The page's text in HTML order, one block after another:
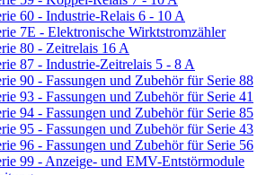
60 - Industrie-Relais 6 - 10 A
7E - Elektronische Wirktstromzähler
80 - Zeitrelais 16 A
87 - Industrie-Zeitrelais 5 - 8 A
90 - Fassungen und Zubehör für Serie 88
93 - Fassungen und Zubehör für Serie 41
94 - Fassungen und Zubehör für Serie 85
95 - Fassungen und Zubehör für Serie 43
96 - Fassungen und Zubehör für Serie 56
99 - Anzeige- und EMV-Entstörmodule